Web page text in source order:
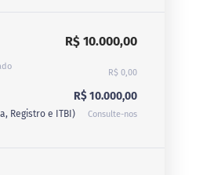
R$ 10.000,00
R$ 0,00
R$ 10.000,00
Registro e ITBI) Consulte-nos